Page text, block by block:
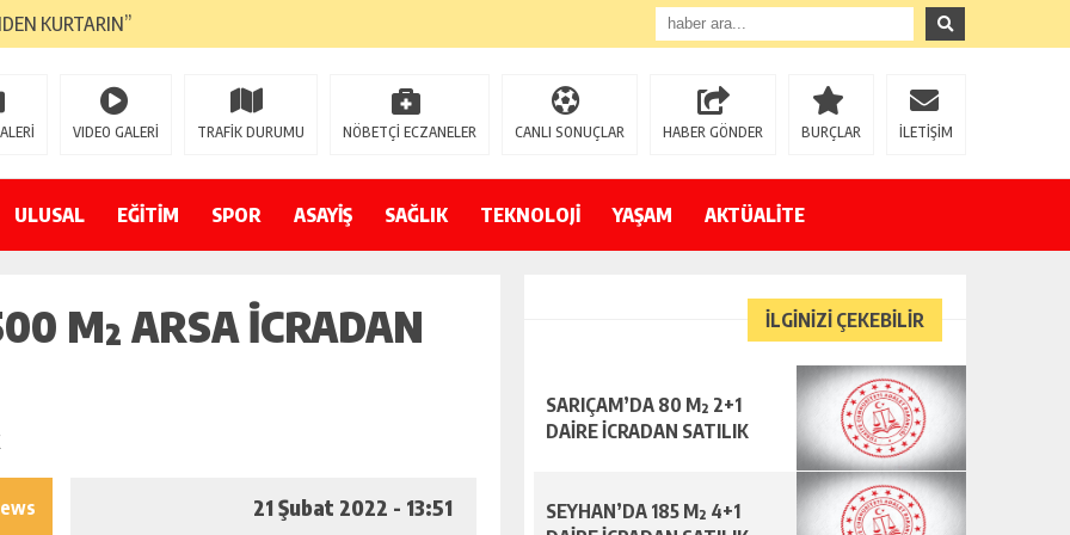
KURTARIN”
YENİ GÖZDESİ OLACAK”
KAMUOYUNA AÇIKLAYIN”
VIDEO GALERİ TRAFİK DURUMU NÖBETÇİ ECZANELER CANLI SONUÇLAR HABER GÖNDER BURÇLAR İLETİŞİM
ULUSAL EĞİTİM SPOR ASAYİŞ SAĞLIK TEKNOLOJİ YAŞAM AKTÜALİTE
M² ARSA İCRADAN
21 Şubat 2022 - 13:51
İLGİNİZİ ÇEKEBİLİR
SARIÇAM’DA 80 M² 2+1
DAİRE İCRADAN SATILIK
SEYHAN’DA 185 M² 4+1